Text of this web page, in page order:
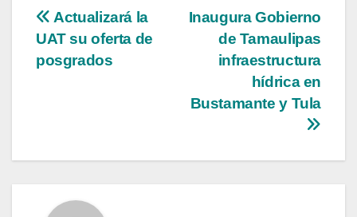
Navegación
de
Inaugura Gobierno
de Tamaulipas
infraestructura
hídrica en
Bustamante y Tula
Actualizará la
UAT su oferta de
posgrados